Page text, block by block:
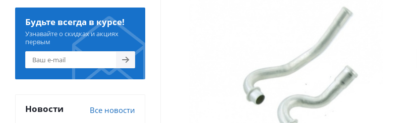
Будьте всегда в курсе!
Узнавайте о скидках и акциях
первым
Новости Все новости